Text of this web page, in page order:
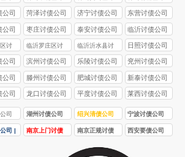
债公司
债公司
债公司
公司 菏泽讨债公司 济宁讨债公司 东营讨债公司
公司 枣庄讨债公司 泰安讨债公司 临沂讨债公司
讨
临沂罗庄区讨
债公司
临沂沂水县讨
债公司
日照讨债公司
司 滨州讨债公司 乐陵讨债公司 兖州讨债公司
公司 滕州讨债公司 肥城讨债公司 新泰讨债公司
公司 龙口讨债公司 平度讨债公司 莱西讨债公司
司 湖州讨债公司 绍兴清债公司 宁波讨债公司
司 |
南京上门讨债
南京正规讨债
西安要债公司